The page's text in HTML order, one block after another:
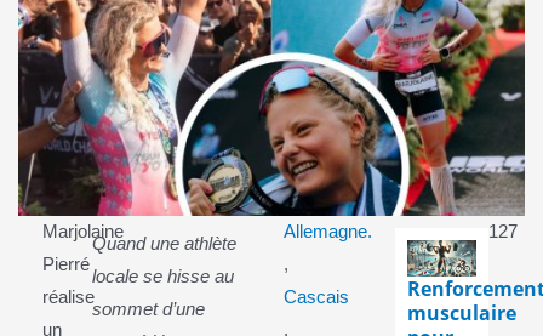
Marjolaine
Pierré
réalise
un
Quand une athlète
locale se hisse au
sommet d’une
Allemagne.
,
Cascais
,
musculaire
127